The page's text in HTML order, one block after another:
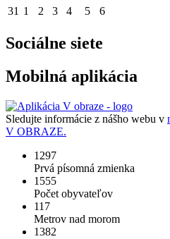
31 1 2 3 4 5 6
Sociálne siete
Mobilná aplikácia
Sledujte informácie z nášho webu v
V OBRAZE.
1297
Prvá písomná zmienka
1555
Počet obyvateľov
117
Metrov nad morom
1382